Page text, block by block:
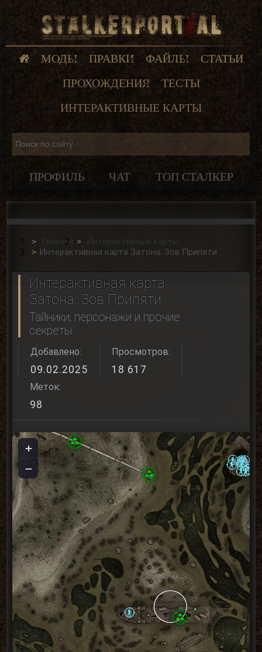
МОДЫ ПРАВКИ ФАЙЛЫ
СТАТЬИ
ПРОХОЖДЕНИЯ
ТЕСТЫ
ИНТЕРАКТИВНЫЕ КАРТЫ
ПРОФИЛЬ ЧАТ ТОП СТАЛКЕР
Главная
Интерактивные карты
Интерактивная карта Затона. Зов Припяти
Интерактивная карта
Затона. Зов Припяти
Тайники, персонажи и прочие
секреты
Добавлено:
09.02.2025
Просмотров:
18 617
Меток:
98
+
−